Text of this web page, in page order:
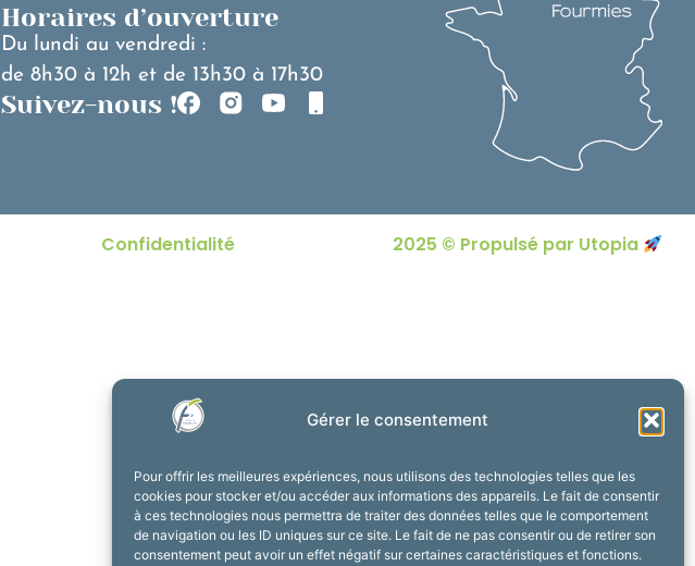
Gérer le consentement
Pour offrir les meilleures expériences, nous utilisons des technologies telles que les
cookies pour stocker et/ou accéder aux informations des appareils. Le fait de consentir
à ces technologies nous permettra de traiter des données telles que le comportement
de navigation ou les ID uniques sur ce site. Le fait de ne pas consentir ou de retirer son
consentement peut avoir un effet négatif sur certaines caractéristiques et fonctions.
Horaires d’ouverture
Du lundi au vendredi :
de 8h30 à 12h et de 13h30 à 17h30
Suivez-nous !
Confidentialité 2025 © Propulsé par Utopia